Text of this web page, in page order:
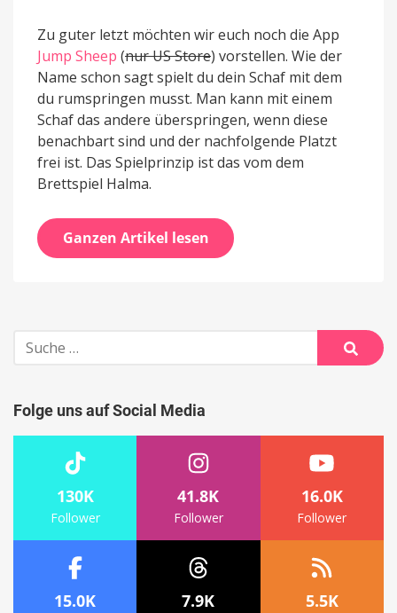
Zu guter letzt möchten wir euch noch die App
Jump Sheep (nur US Store) vorstellen. Wie der
Name schon sagt spielt du dein Schaf mit dem
du rumspringen musst. Man kann mit einem
Schaf das andere überspringen, wenn diese
benachbart sind und der nachfolgende Platzt
frei ist. Das Spielprinzip ist das vom dem
Brettspiel Halma.
Ganzen Artikel lesen
Suche
nach:
Suche
Folge uns auf Social Media
130K
Follower
41.8K
Follower
16.0K
Follower
15.0K 7.9K 5.5K